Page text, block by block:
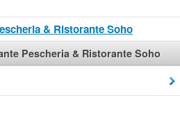
& Ristorante Soho
Pescheria & Ristorante Soho